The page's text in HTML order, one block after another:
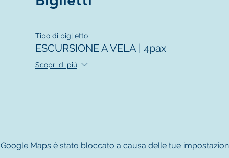
Tipo di biglietto
ESCURSIONE A VELA | 4pax
Scopri di più
Google Maps è stato bloccato a causa delle tue